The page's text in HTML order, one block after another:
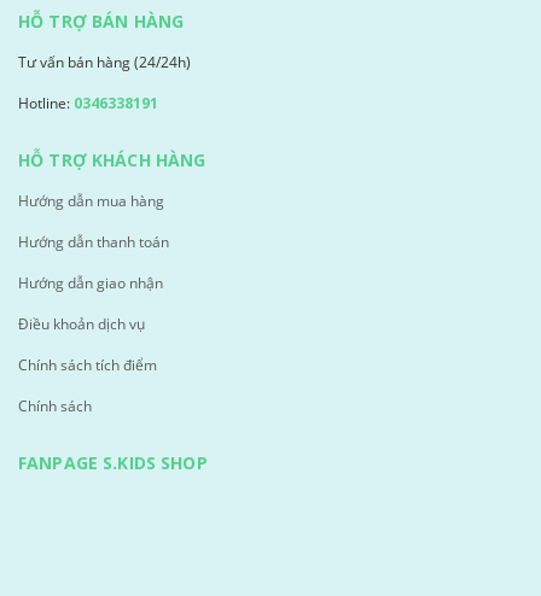
HỖ TRỢ BÁN HÀNG
Tư vấn bán hàng (24/24h)
Hotline: 0346338191
HỖ TRỢ KHÁCH HÀNG
Hướng dẫn mua hàng
Hướng dẫn thanh toán
Hướng dẫn giao nhận
Điều khoản dịch vụ
Chính sách tích điểm
Chính sách
FANPAGE S.KIDS SHOP